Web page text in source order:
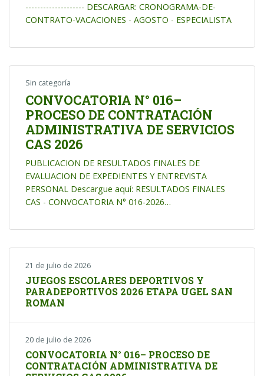
-------------------- DESCARGAR: CRONOGRAMA-DE-
CONTRATO-VACACIONES - AGOSTO - ESPECIALISTA
Sin categoría
CONVOCATORIA N° 016–
PROCESO DE CONTRATACIÓN
ADMINISTRATIVA DE SERVICIOS
CAS 2026
PUBLICACION DE RESULTADOS FINALES DE
EVALUACION DE EXPEDIENTES Y ENTREVISTA
PERSONAL Descargue aquí: RESULTADOS FINALES
CAS - CONVOCATORIA N° 016-2026…
21 de julio de 2026
JUEGOS ESCOLARES DEPORTIVOS Y
PARADEPORTIVOS 2026 ETAPA UGEL SAN
ROMAN
20 de julio de 2026
CONVOCATORIA N° 016– PROCESO DE
CONTRATACIÓN ADMINISTRATIVA DE